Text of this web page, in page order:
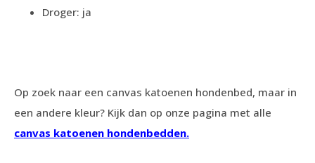
Droger: ja
Op zoek naar een canvas katoenen hondenbed, maar in
een andere kleur? Kijk dan op onze pagina met alle
canvas katoenen hondenbedden.